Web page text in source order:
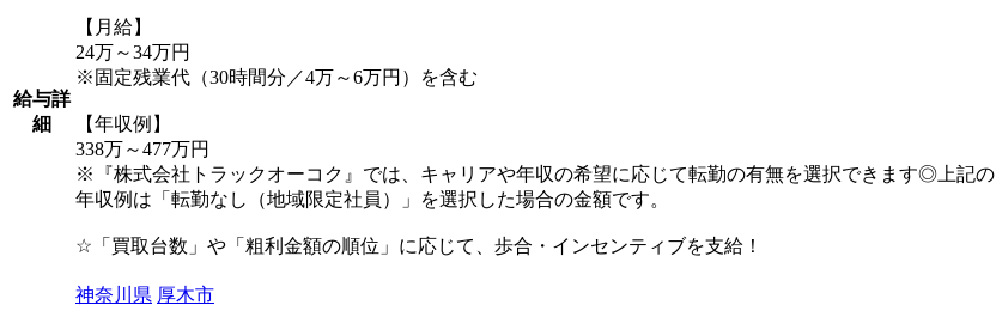
給与詳
細
【月給】
24万～34万円
※固定残業代（30時間分／4万～6万円）を含む
【年収例】
338万～477万円
※『株式会社トラックオーコク』では、キャリアや年収の希望に応じて転勤の有無を選択できます◎上記の
年収例は「転勤なし（地域限定社員）」を選択した場合の金額です。
☆「買取台数」や「粗利金額の順位」に応じて、歩合・インセンティブを支給！
神奈川県 厚木市